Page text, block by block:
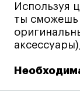
Для
Интенсивы
Все
Используя
ты сможешь